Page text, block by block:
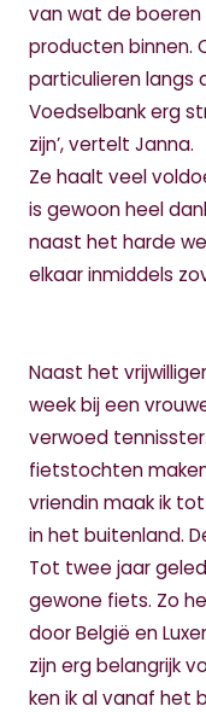
van wat de boeren
producten binnen.
particulieren langs
Voedselbank erg
zijn’, vertelt Janna.
Ze haalt veel
is gewoon heel
naast het harde
elkaar inmiddels
Naast het
week bij een
verwoed
fietstochten
vriendin maak ik
in het buitenland.
Tot twee jaar
gewone fiets. Zo
door België en
zijn erg belangrijk
ken ik al vanaf het